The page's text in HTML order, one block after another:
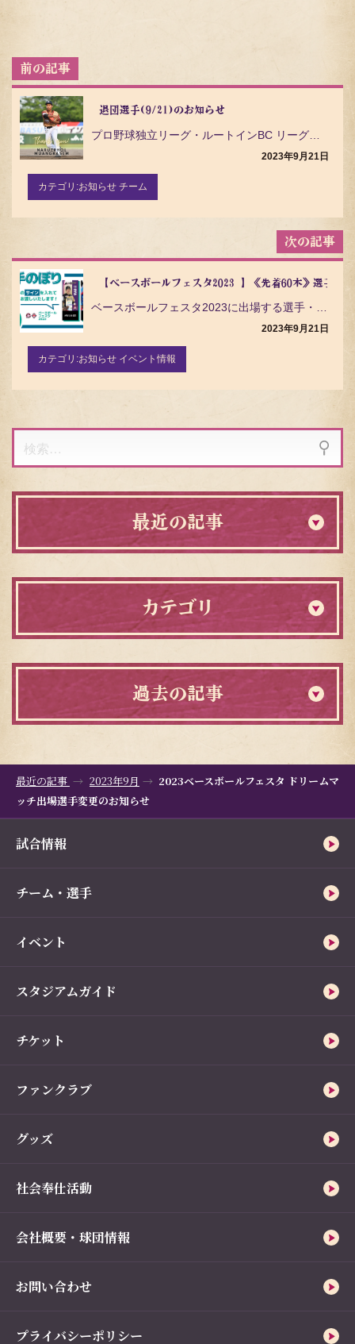
投
稿
ナ
ビ
ゲ
ー
シ
退団選手(9/21)のお知らせ
2023年9月21日
カテゴリ:お知らせ チーム
【ベースボールフェスタ2023 】《先着60本》選手の
ベースボールフェスタ2023に出場する選手・監督・コーチの限定のぼりの販売です。ドリームマッチ当日、…
2023年9月21日
カテゴリ:お知らせ イベント情報
索:
最近の記事
カテゴリ
過去の記事
最近の記事 2023年9月
2023ベースボールフェスタ ドリームマ
ッチ出場選手変更のお知らせ
試合情報
チーム・選手
イベント
スタジアムガイド
チケット
ファンクラブ
グッズ
社会奉仕活動
会社概要・球団情報
お問い合わせ
プライバシーポリシー